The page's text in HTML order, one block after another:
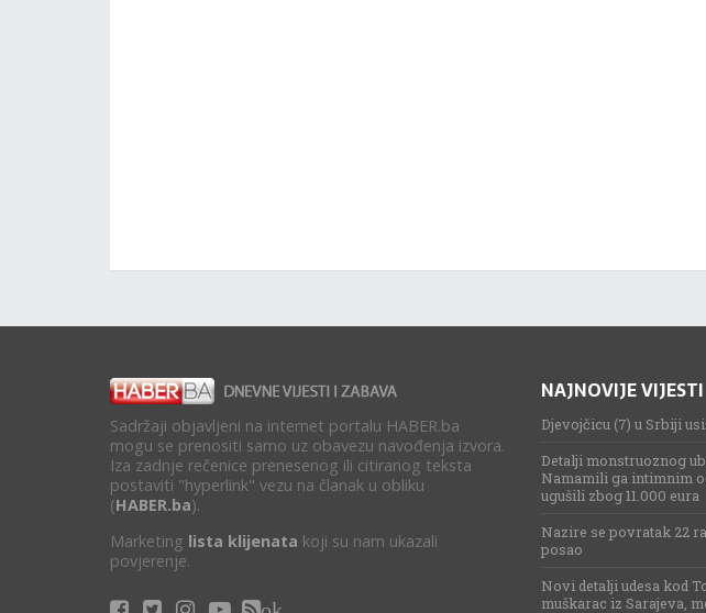
Sadržaji objavljeni na internet portalu HABER.ba
mogu se prenositi samo uz obavezu navođenja izvora.
Iza zadnje rečenice prenesenog ili citiranog teksta
postaviti "hyperlink" vezu na članak u obliku
(HABER.ba).
Marketing lista klijenata koji su nam ukazali
povjerenje.
NAJNOVIJE VIJESTI
Djevojčicu (7) u Srbiji
Detalji monstruoznog
Namamili ga intimnim
ugušili zbog 11.000 eura
Nazire se povratak 22
posao
Novi detalji udesa kod
muškarac iz Sarajeva,